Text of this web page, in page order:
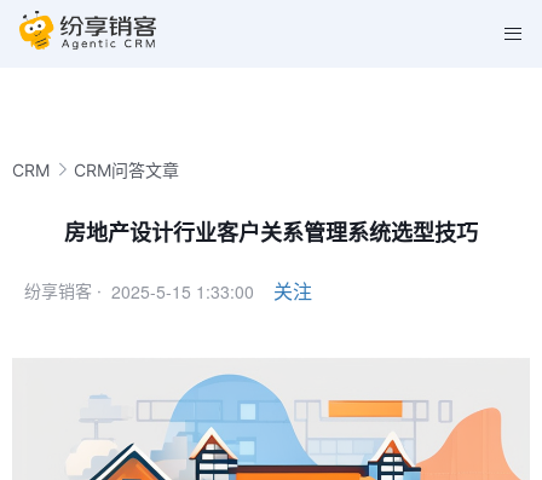
CRM CRM问答文章
房地产设计行业客户关系管理系统选型技巧
纷享销客 · 2025-5-15 1:33:00 关注